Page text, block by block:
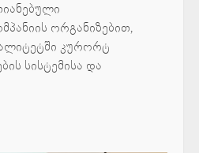
ორგანიზებით,
კურორტ
სისტემისა და